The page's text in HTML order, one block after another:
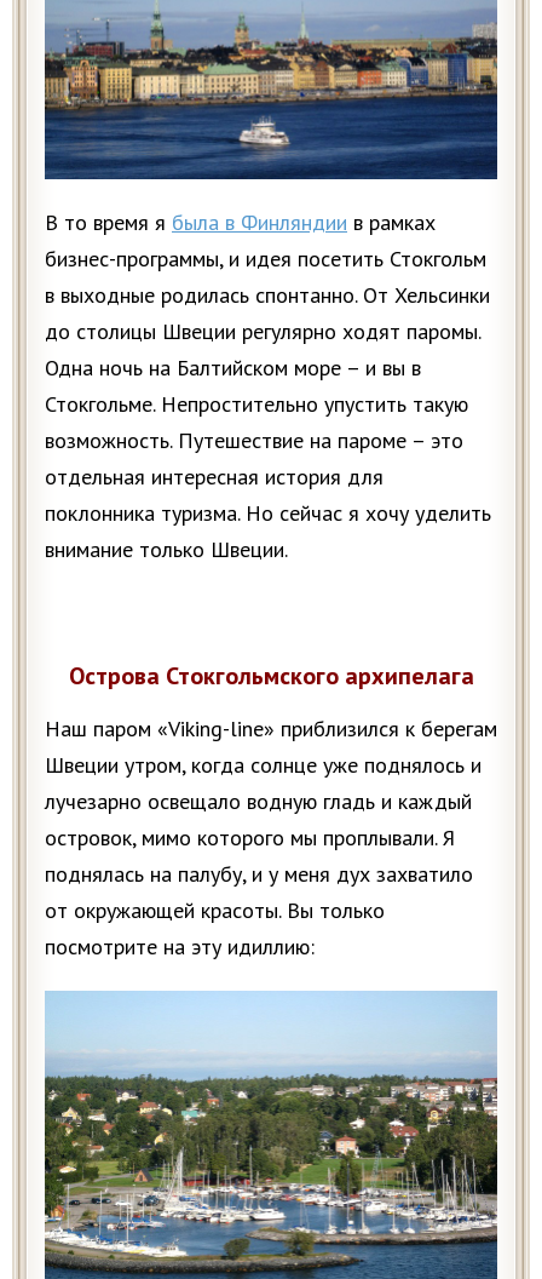
В то время я была в Финляндии в рамках
бизнес-программы, и идея посетить Стокгольм
в выходные родилась спонтанно. От Хельсинки
до столицы Швеции регулярно ходят паромы.
Одна ночь на Балтийском море – и вы в
Стокгольме. Непростительно упустить такую
возможность. Путешествие на пароме – это
отдельная интересная история для
поклонника туризма. Но сейчас я хочу уделить
внимание только Швеции.
Острова Стокгольмского архипелага
Наш паром «Viking-line» приблизился к берегам
Швеции утром, когда солнце уже поднялось и
лучезарно освещало водную гладь и каждый
островок, мимо которого мы проплывали. Я
поднялась на палубу, и у меня дух захватило
от окружающей красоты. Вы только
посмотрите на эту идиллию: